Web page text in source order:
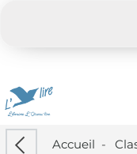
Accueil -